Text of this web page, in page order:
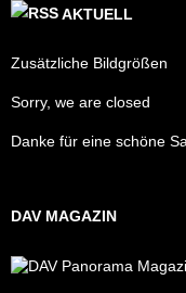
AKTUELL
Zusätzliche Bildgrößen
Sorry, we are closed
Danke für eine schöne
DAV MAGAZIN